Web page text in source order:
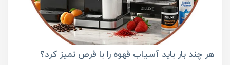
هر چند بار باید آسیاب قهوه را با قرص تمیز کرد؟